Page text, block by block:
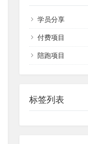
学员分享
付费项目
陪跑项目
标签列表